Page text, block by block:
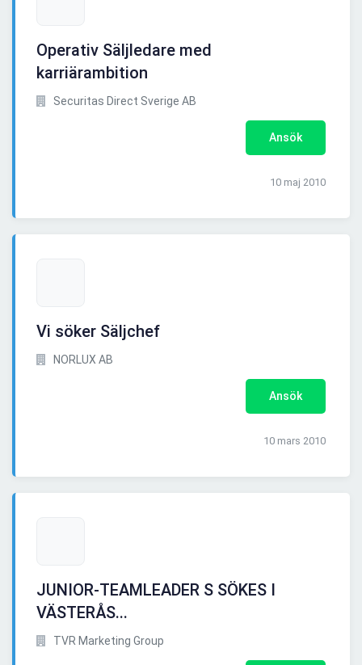
Operativ Säljledare med
karriärambition
Securitas Direct Sverige AB
Ansök
10 maj 2010
Vi söker Säljchef
NORLUX AB
Ansök
10 mars 2010
JUNIOR-TEAMLEADER S SÖKES I
VÄSTERÅS...
TVR Marketing Group